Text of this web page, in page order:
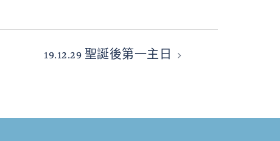
19.12.29 聖誕後第一主日